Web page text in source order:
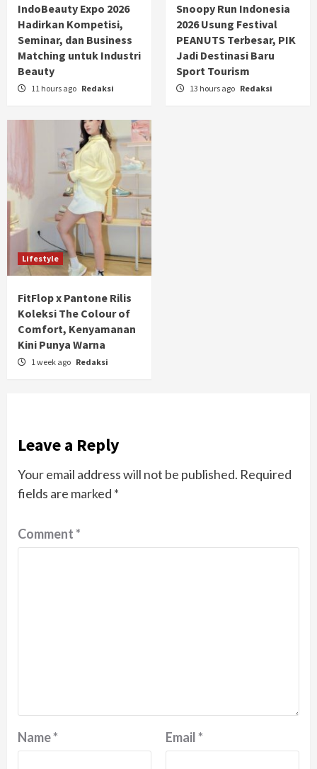
IndoBeauty Expo 2026
Hadirkan Kompetisi,
Seminar, dan Business
Matching untuk Industri
Beauty
11 hours ago Redaksi
Snoopy Run Indonesia
2026 Usung Festival
PEANUTS Terbesar, PIK
Jadi Destinasi Baru
Sport Tourism
13 hours ago Redaksi
Lifestyle
FitFlop x Pantone Rilis
Koleksi The Colour of
Comfort, Kenyamanan
Kini Punya Warna
1 week ago Redaksi
Leave a Reply
Your email address will not be published. Required
fields are marked *
Comment*
Name* Email*